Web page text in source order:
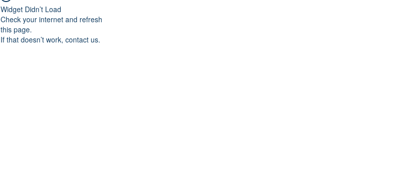
Widget Didn’t Load
Check your internet and refresh
this page.
If that doesn’t work, contact us.